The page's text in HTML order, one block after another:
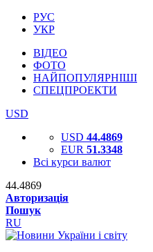
РУС
УКР
ВІДЕО
ФОТО
НАЙПОПУЛЯРНІШІ
СПЕЦПРОЕКТИ
USD
USD 44.4869
EUR 51.3348
Всі курси валют
44.4869
Авторизація
Пошук
RU